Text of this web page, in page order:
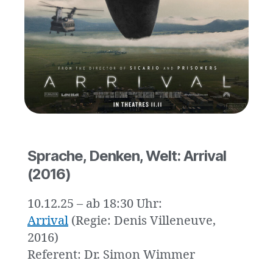
Sprache, Denken, Welt: Arrival
(2016)
10.12.25 – ab 18:30 Uhr:
Arrival (Regie: Denis Villeneuve,
2016)
Referent: Dr. Simon Wimmer